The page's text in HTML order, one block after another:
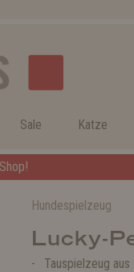
Sale Katze
Hundespielzeug
Lucky-
Tauspielzeug